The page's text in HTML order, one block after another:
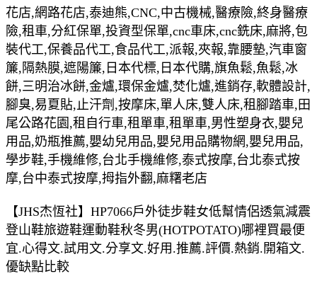
花店,網路花店,泰迪熊,CNC,中古機械,醫療險,終身醫療
險,租車,分紅保單,投資型保單,cnc車床,cnc銑床,麻將,包
裝代工,保養品代工,食品代工,派報,夾報,靠腰墊,汽車窗
簾,隔熱膜,遮陽簾,日本代標,日本代購,旗魚鬆,魚鬆,冰
餅,三明治冰餅,金爐,環保金爐,焚化爐,進銷存,軟體設計,
腳臭,易夏貼,止汗劑,按摩床,單人床,雙人床,租腳踏車,田
尾公路花園,租自行車,租單車,租單車,男性塑身衣,嬰兒
用品,奶瓶推薦,嬰幼兒用品,嬰兒用品購物網,嬰兒用品,
學步鞋,手機維修,台北手機維修,泰式按摩,台北泰式按
摩,台中泰式按摩,拇指外翻,麻糬老店
【JHS杰恆社】HP7066戶外徒步鞋女低幫情侶透氣減震
登山鞋旅遊鞋運動鞋秋冬男(HOTPOTATO)哪裡買最便
宜.心得文.試用文.分享文.好用.推薦.評價.熱銷.開箱文.
優缺點比較